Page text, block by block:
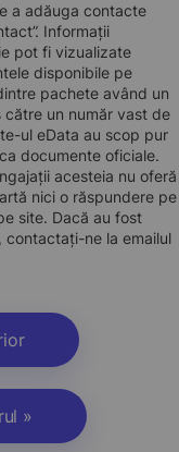
a adăuga contacte
Informații
pot fi vizualizate
disponibile pe
pachete având un
un număr vast de
ul eData au scop pur
documente oficiale.
acesteia nu oferă
nici o răspundere pe
site. Dacă au fost
ne la emailul
»